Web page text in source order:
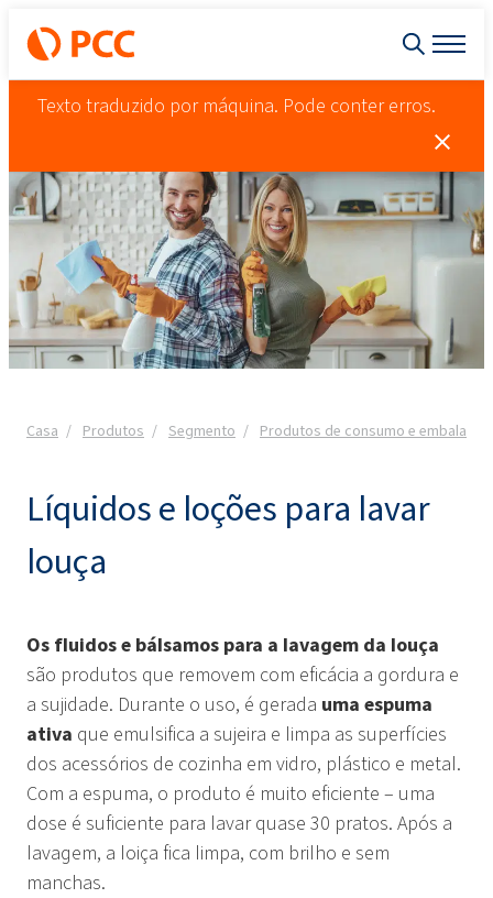
Texto traduzido por máquina. Pode conter erros.
Casa Produtos Segmento Produtos de consumo e
Líquidos e loções para lavar
louça
Os fluidos e bálsamos para a lavagem da louça
são produtos que removem com eficácia a gordura e
a sujidade. Durante o uso, é gerada uma espuma
ativa que emulsifica a sujeira e limpa as superfícies
dos acessórios de cozinha em vidro, plástico e metal.
Com a espuma, o produto é muito eficiente – uma
dose é suficiente para lavar quase 30 pratos. Após a
lavagem, a loiça fica limpa, com brilho e sem
manchas.